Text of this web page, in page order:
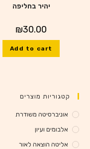
יהיר בחליפה
₪30.00
Add to cart
קטגוריות מוצרים
אוניברסיטה משודרת
אלבומים ועיון
אליטה הוצאה לאור